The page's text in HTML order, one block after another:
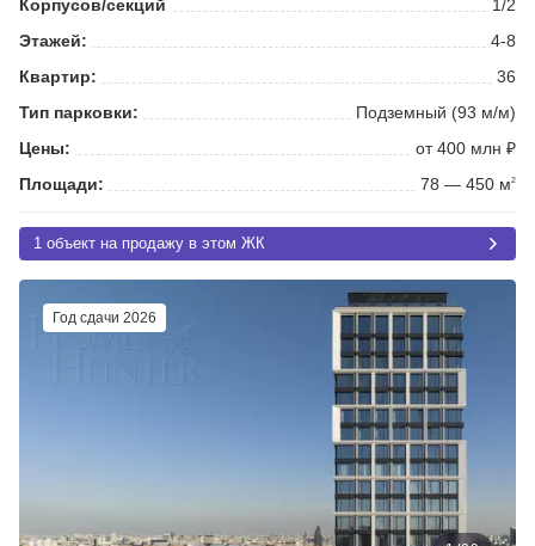
Корпусов/секций
1/2
Этажей:
4-8
Квартир:
36
Тип парковки:
Подземный (93 м/м)
Цены:
от 400 млн ₽
Площади:
78 — 450 м2
1 объект на продажу в этом ЖК
Год сдачи 2026